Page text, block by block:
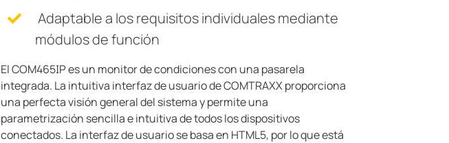
Adaptable a los requisitos individuales mediante
módulos de función
El COM465IP es un monitor de condiciones con una pasarela
integrada. La intuitiva interfaz de usuario de COMTRAXX proporciona
una perfecta visión general del sistema y permite una
parametrización sencilla e intuitiva de todos los dispositivos
conectados. La interfaz de usuario se basa en HTML5, por lo que está